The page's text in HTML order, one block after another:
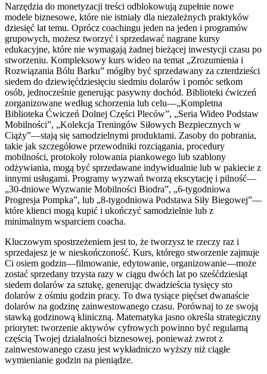
Narzędzia do monetyzacji treści odblokowują zupełnie nowe
modele biznesowe, które nie istniały dla niezależnych praktyków
dziesięć lat temu. Oprócz coachingu jeden na jeden i programów
grupowych, możesz tworzyć i sprzedawać nagrane kursy
edukacyjne, które nie wymagają żadnej bieżącej inwestycji czasu po
stworzeniu. Kompleksowy kurs wideo na temat „Zrozumienia i
Rozwiązania Bólu Barku” mógłby być sprzedawany za czterdzieści
siedem do dziewięćdziesięciu siedmiu dolarów i pomóc setkom
osób, jednocześnie generując pasywny dochód. Biblioteki ćwiczeń
zorganizowane według schorzenia lub celu—„Kompletna
Biblioteka Ćwiczeń Dolnej Części Pleców”, „Seria Wideo Podstaw
Mobilności”, „Kolekcja Treningów Siłowych Bezpiecznych w
Ciąży”—stają się samodzielnymi produktami. Zasoby do pobrania,
takie jak szczegółowe przewodniki rozciągania, procedury
mobilności, protokoły rolowania piankowego lub szablony
odżywiania, mogą być sprzedawane indywidualnie lub w pakiecie z
innymi usługami. Programy wyzwań tworzą ekscytację i pilność—
„30-dniowe Wyzwanie Mobilności Biodra”, „6-tygodniowa
Progresja Pompka”, lub „8-tygodniowa Podstawa Siły Biegowej”—
które klienci mogą kupić i ukończyć samodzielnie lub z
minimalnym wsparciem coacha.
Kluczowym spostrzeżeniem jest to, że tworzysz te rzeczy raz i
sprzedajesz je w nieskończoność. Kurs, którego stworzenie zajmuje
Ci osiem godzin—filmowanie, edytowanie, organizowanie—może
zostać sprzedany trzysta razy w ciągu dwóch lat po sześćdziesiąt
siedem dolarów za sztukę, generując dwadzieścia tysięcy sto
dolarów z ośmiu godzin pracy. To dwa tysiące pięćset dwanaście
dolarów na godzinę zainwestowanego czasu. Porównaj to ze swoją
stawką godzinową kliniczną. Matematyka jasno określa strategiczny
priorytet: tworzenie aktywów cyfrowych powinno być regularną
częścią Twojej działalności biznesowej, ponieważ zwrot z
zainwestowanego czasu jest wykładniczo wyższy niż ciągłe
wymienianie godzin na pieniądze.